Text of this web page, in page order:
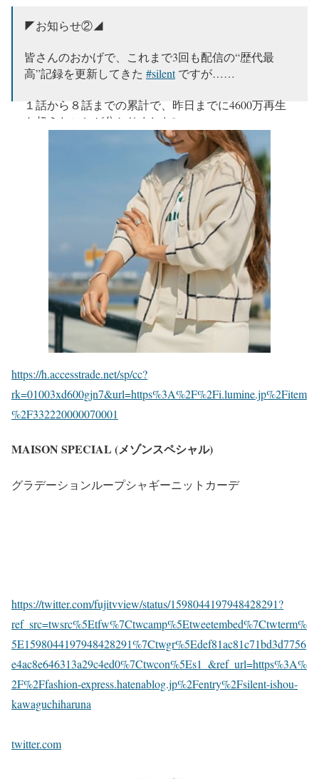
◤お知らせ②◢
皆さんのおかげで、これまで3回も配信の“歴代最
高”記録を更新してきた #silentですが……
１話から８話までの累計で、昨日までに4600万再生
を超えたことが分かりました❕
フジテレビでの「見逃し配信」累計の最高記録更新
改めまして、本当にありがとうございます!!
pic.twitter.com/ut9Nw92Pan
— 「silent」川口春奈×目黒蓮（Snow Man）❄️毎週木
曜よる10時OA 木10ドラマ公式❄️ (@silent_fujitv)
December 8, 2022
https://h.accesstrade.net/sp/cc?
rk=01003xd600gjn7&url=https%3A%2F%2Fi.lumine.jp%2Fitem
%2F332220000070001
MAISON SPECIAL (メゾンスペシャル)
グラデーションループシャギーニットカーデ
https://twitter.com/fujitvview/status/1598044197948428291?
ref_src=twsrc%5Etfw%7Ctwcamp%5Etweetembed%7Ctwterm%
5E1598044197948428291%7Ctwgr%5Edef81ac81c71bd3d7756
e4ac8e646313a29c4ed0%7Ctwcon%5Es1_&ref_url=https%3A%
2F%2Ffashion-express.hatenablog.jp%2Fentry%2Fsilent-ishou-
kawaguchiharuna
twitter.com